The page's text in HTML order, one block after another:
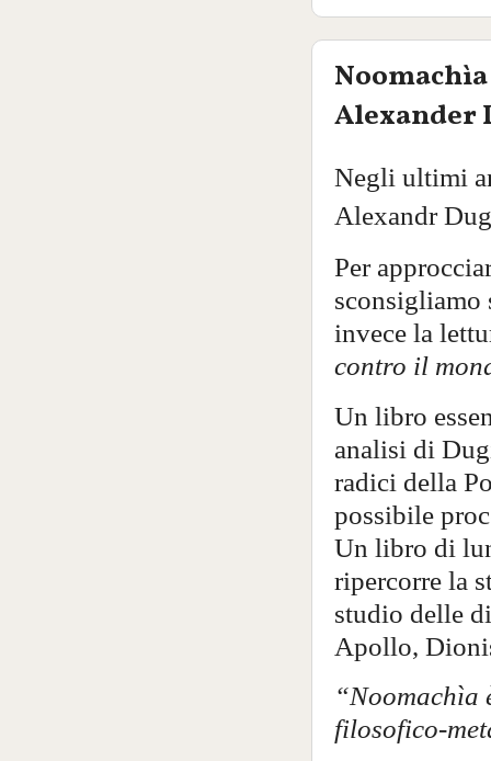
Alexander
Negli ultimi
Alexandr
Per
invece la
contro il
Un libro
analisi di
radici della
possibile
Un libro di
ripercorre la
studio delle
Apollo,
“Noomachìa
filosofico-